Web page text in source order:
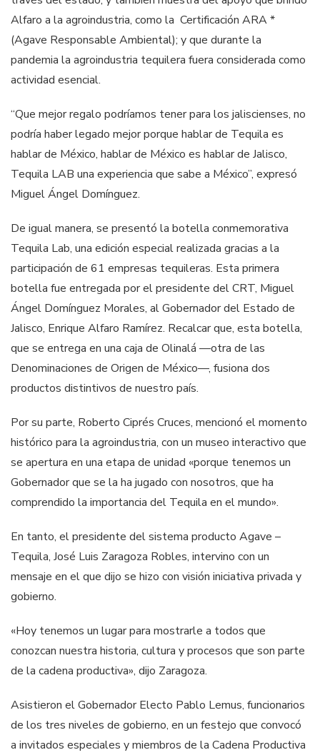
Alfaro a la agroindustria, como la Certificación ARA *
(Agave Responsable Ambiental); y que durante la
pandemia la agroindustria tequilera fuera considerada como
actividad esencial.
“Que mejor regalo podríamos tener para los jaliscienses, no
podría haber legado mejor porque hablar de Tequila es
hablar de México, hablar de México es hablar de Jalisco,
Tequila LAB una experiencia que sabe a México”, expresó
Miguel Ángel Domínguez.
De igual manera, se presentó la botella conmemorativa
Tequila Lab, una edición especial realizada gracias a la
participación de 61 empresas tequileras. Esta primera
botella fue entregada por el presidente del CRT, Miguel
Ángel Domínguez Morales, al Gobernador del Estado de
Jalisco, Enrique Alfaro Ramírez. Recalcar que, esta botella,
que se entrega en una caja de Olinalá —otra de las
Denominaciones de Origen de México—, fusiona dos
productos distintivos de nuestro país.
Por su parte, Roberto Ciprés Cruces, mencionó el momento
histórico para la agroindustria, con un museo interactivo que
se apertura en una etapa de unidad «porque tenemos un
Gobernador que se la ha jugado con nosotros, que ha
comprendido la importancia del Tequila en el mundo».
En tanto, el presidente del sistema producto Agave –
Tequila, José Luis Zaragoza Robles, intervino con un
mensaje en el que dijo se hizo con visión iniciativa privada y
gobierno.
«Hoy tenemos un lugar para mostrarle a todos que
conozcan nuestra historia, cultura y procesos que son parte
de la cadena productiva», dijo Zaragoza.
Asistieron el Gobernador Electo Pablo Lemus, funcionarios
de los tres niveles de gobierno, en un festejo que convocó
a invitados especiales y miembros de la Cadena Productiva